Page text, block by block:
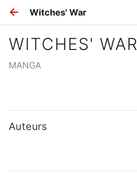
Witches' War
WITCHES' WAR
MANGA
Auteurs